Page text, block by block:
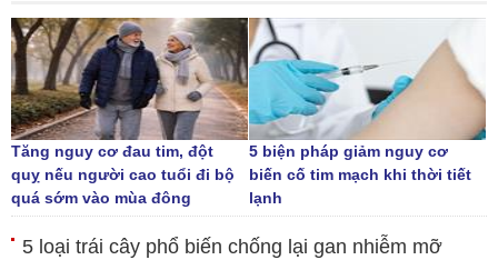
Tăng nguy cơ đau tim, đột
quỵ nếu người cao tuổi đi bộ
quá sớm vào mùa đông
5 biện pháp giảm nguy cơ
biến cố tim mạch khi thời tiết
lạnh
5 loại trái cây phổ biến chống lại gan nhiễm mỡ